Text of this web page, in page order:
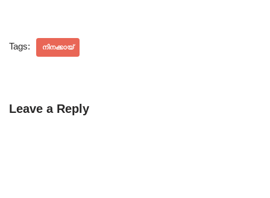
Tags: നിനക്കായ്
Leave a Reply